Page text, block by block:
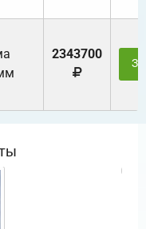
2343700